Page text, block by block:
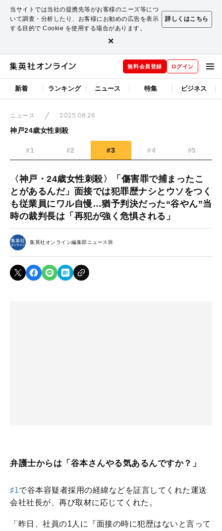
当サイトでは当社の提携先等がお客様のニーズ等につ
いて調査・分析したり、お客様にお勧めの広告を表示
する目的で Cookie を使用する場合があります。
詳しくはこちら
×
無料会員登録 ログイン
新着 ランキング ニュース 特集 ビジネス
ニュース
2025.08.26
神戸24歳女性刺殺
#1 #2 #3 #4 #5
〈神戸・24歳女性刺殺〉「傷害罪で捕まったこ
とがあるんだ」面接では犯罪歴ナシとウソをつく
も従業員にワル自慢…猶予判決だった“谷やん”当
時の裁判長は「再犯が強く危惧される」
集英社オンライン編集部ニュース班
弁護士からは「谷本さんやる気あるんですか？」
♯1で谷本容疑者採用の経緯などを証言してくれた運送
会社社長が、再び取材に応じてくれた。
「昨日、社員の1人に『面接の時に犯歴はないと言って